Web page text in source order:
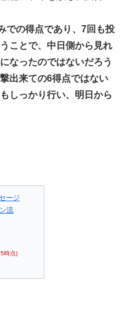
での得点であり、7回も投
ことで、中日側から見れ
なったのではないだろう
出来ての6得点ではない
しっかり行い、明日から
ージ
流
時点)